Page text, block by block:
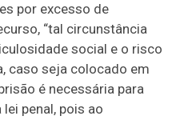
por excesso de
“tal circunstância
social e o risco
caso seja colocado em
é necessária para
penal, pois ao